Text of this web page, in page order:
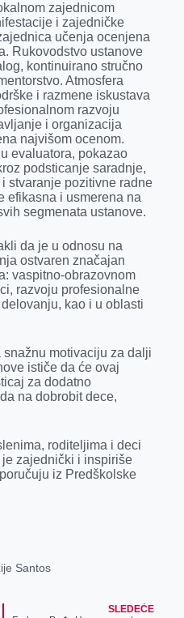
zajednicom
i zajedničke
učenja ocenjena
Rukovodstvo ustanove
kontinuirano stručno
Atmosfera
i razmene iskustava
razvoju
i organizacija
najvišom ocenom.
evaluatora, pokazao
podsticanje saradnje,
stvaranje pozitivne radne
efikasna i usmerena na
segmenata ustanove.
da je u odnosu na
ostvaren značajan
vaspitno-obrazovnom
razvoju profesionalne
kao i u oblasti
motivaciju za dalji
ističe da će ovaj
za dodatno
na dobrobit dece,
roditeljima i deci
zajednički i inspiriše
iz Predškolske
Santos
SLEDEĆE